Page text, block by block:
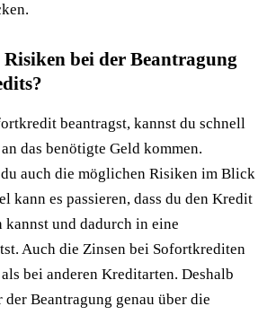
Risiken bei der Beantragung
beantragst, kannst du schnell
das benötigte Geld kommen.
auch die möglichen Risiken im Blick
kann es passieren, dass du den Kredit
und dadurch in eine
Auch die Zinsen bei Sofortkrediten
bei anderen Kreditarten. Deshalb
Beantragung genau über die